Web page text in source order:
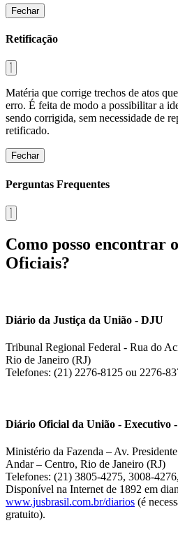
Fechar
Retificação
Matéria que corrige trechos de atos
erro. É feita de modo a possibilitar a
sendo corrigida, sem necessidade de
retificado.
Fechar
Perguntas Frequentes
Como posso encontrar
Oficiais?
Diário da Justiça da União - DJU
Tribunal Regional Federal - Rua do
Rio de Janeiro (RJ)
Telefones: (21) 2276-8125 ou 2276-
Diário Oficial da União - Executivo
Ministério da Fazenda – Av.
Andar – Centro, Rio de Janeiro (RJ)
Telefones: (21) 3805-4275, 3008-
Disponível na Internet de 1892 em
www.jusbrasil.com.br/diarios (é
gratuito).